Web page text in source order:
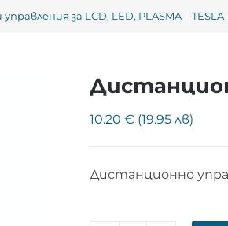
за LCD, LED, PLASMA TESLA
10.20 € (19.95 лв)
Дистанционно